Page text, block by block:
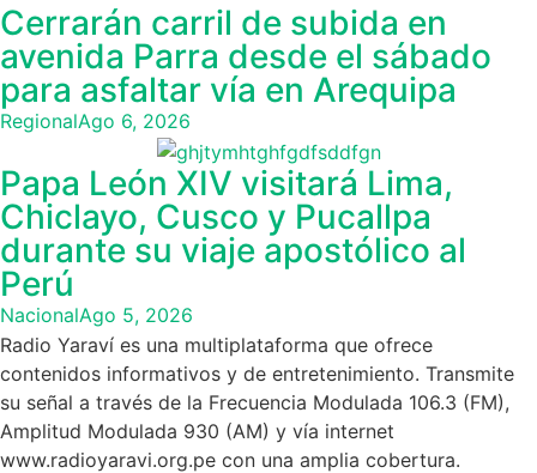
Cerrarán carril de subida en
avenida Parra desde el sábado
para asfaltar vía en Arequipa
RegionalAgo 6, 2026
Papa León XIV visitará Lima,
Chiclayo, Cusco y Pucallpa
durante su viaje apostólico al
Perú
NacionalAgo 5, 2026
Radio Yaraví es una multiplataforma que ofrece
contenidos informativos y de entretenimiento. Transmite
su señal a través de la Frecuencia Modulada 106.3 (FM),
Amplitud Modulada 930 (AM) y vía internet
www.radioyaravi.org.pe con una amplia cobertura.